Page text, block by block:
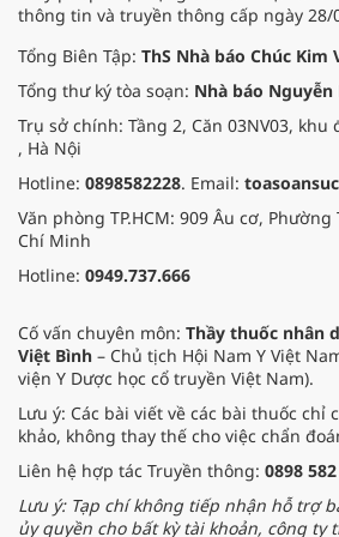
lõi và tiên
tư duy về
lực và tư duy
thông tin và truyền thông cấp ngày 28/
Tổng Biên Tập: ThS Nhà báo Chúc Kim
Tổng thư ký tòa soạn: Nhà báo Nguyễn
Trụ sở chính: Tầng 2, Căn 03NV03, khu
, Hà Nội
Hotline: 0898582228. Email:
Văn phòng TP.HCM: 909 Âu cơ, Phường
Chí Minh
Hotline: 0949.737.666
Cố vấn chuyên môn: Thầy thuốc nhân
Việt Bình – Chủ tịch Hội Nam Y Việt
viện Y Dược học cổ truyền Việt Nam).
Lưu ý: Các bài viết về các bài thuốc chỉ
khảo, không thay thế cho việc chẩn
Liên hệ hợp tác Truyền thông: 0898
Lưu ý: Tạp chí không tiếp nhận hỗ trợ
ủy quyền cho bất kỳ tài khoản, công ty